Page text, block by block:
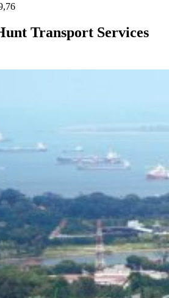
Transport Services